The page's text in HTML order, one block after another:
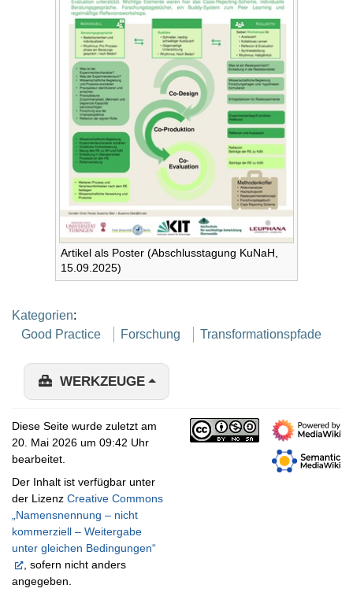
Artikel als Poster (Abschlusstagung KuNaH,
15.09.2025)
Kategorien:
Good Practice
Forschung Transformationspfade
WERKZEUGE
Diese Seite wurde zuletzt am
20. Mai 2026 um 09:42 Uhr
bearbeitet.
Der Inhalt ist verfügbar unter
der Lizenz Creative Commons
„Namensnennung – nicht
kommerziell – Weitergabe
unter gleichen Bedingungen“
, sofern nicht anders
angegeben.